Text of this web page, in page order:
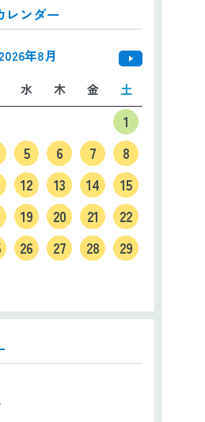
レンダー
2026年8月
水 木 金 土
1
5 6 7
8
12 13 14
15
19 20 21
22
26 27 28
29